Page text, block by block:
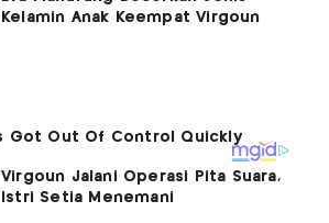
Kelamin Anak Keempat Virgoun
Virgoun Jalani Operasi Pita Suara,
Istri Setia Menemani